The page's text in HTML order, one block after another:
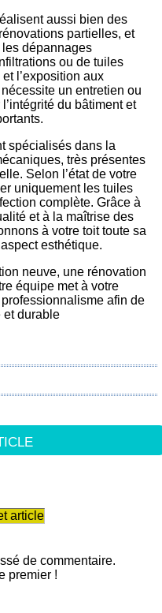
aussi bien des
partielles, et
dépannages
ou de tuiles
l’exposition aux
un entretien ou
du bâtiment et
spécialisés dans la
très présentes
Selon l’état de votre
uniquement les tuiles
complète. Grâce à
et à la maîtrise des
à votre toit toute sa
esthétique.
neuve, une rénovation
équipe met à votre
afin de
et durable
article
de commentaire.
premier !